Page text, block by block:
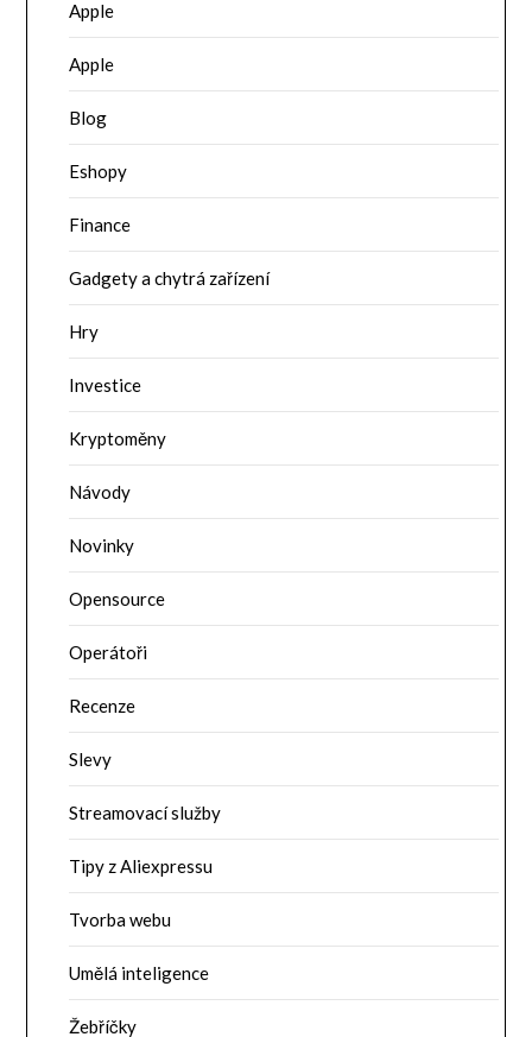
Apple
Apple
Blog
Eshopy
Finance
Gadgety a chytrá zařízení
Hry
Investice
Kryptoměny
Návody
Novinky
Opensource
Operátoři
Recenze
Slevy
Streamovací služby
Tipy z Aliexpressu
Tvorba webu
Umělá inteligence
Žebříčky